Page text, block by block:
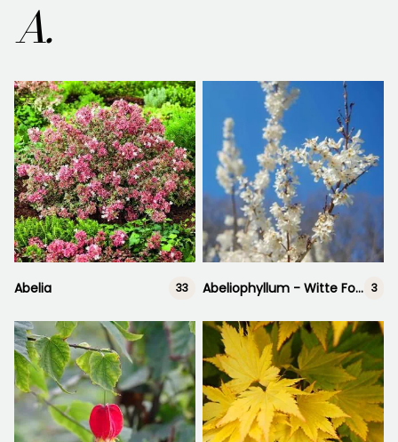
A.
Abelia 33 Abeliophyllum - Witte Forsythia 3